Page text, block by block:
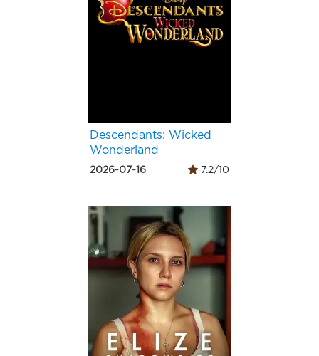
Descendants: Wicked
Wonderland
2026-07-16 7.2/10